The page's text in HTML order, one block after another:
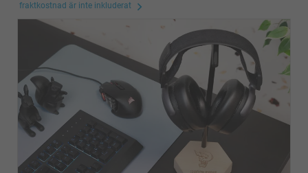
fraktkostnad är inte inkluderat